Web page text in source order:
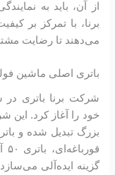
از آن، باید به
برنا، با تمرکز بر
می‌دهند تا رضایت
باتری اصلی ماشین
خود را آغاز کرد. این
بزرگ تبدیل شده و
گزینه ایده‌آلی